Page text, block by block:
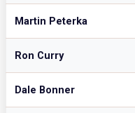
Martin Peterka
Ron Curry
Dale Bonner